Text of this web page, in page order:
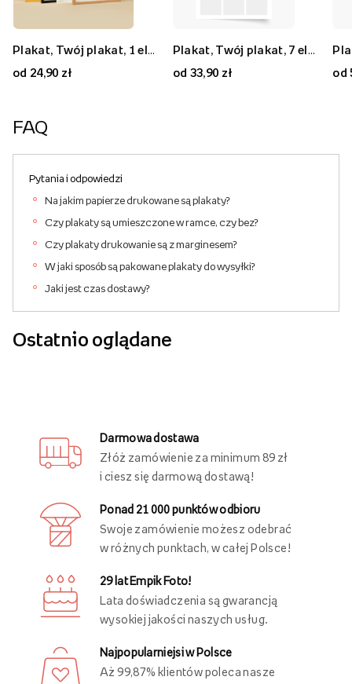
od 24,90 zł
od 33,90 zł
od
od 59,90 zł
od 89,90 zł
od 59,90 zł
od 33,90 zł
FAQ
Pytania i odpowiedzi
Na jakim papierze drukowane są plakaty?
Czy plakaty są umieszczone w ramce, czy bez?
Czy plakaty drukowanie są z marginesem?
W jaki sposób są pakowane plakaty do wysyłki?
Jaki jest czas dostawy?
Ostatnio oglądane
Darmowa dostawa
Złóż zamówienie za minimum 89 zł
i ciesz się darmową dostawą!
Ponad 21 000 punktów odbioru
Swoje zamówienie możesz odebrać
w różnych punktach, w całej Polsce!
29 lat Empik Foto!
Lata doświadczenia są gwarancją
wysokiej jakości naszych usług.
Najpopularniejsi w Polsce
Aż 99,87% klientów poleca nasze